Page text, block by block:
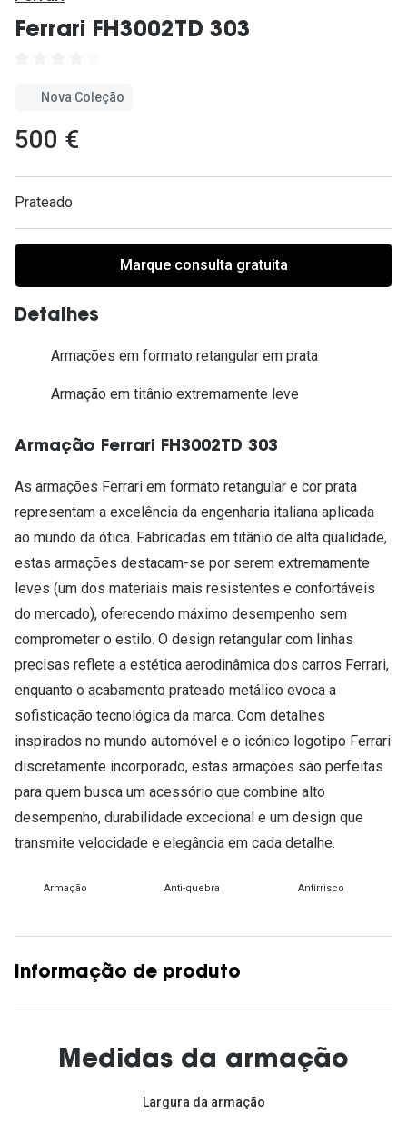
Ferrari FH3002TD 303
Nova Coleção
500 €
Prateado
Marque consulta gratuita
Detalhes
Armações em formato retangular em prata
Armação em titânio extremamente leve
Armação Ferrari FH3002TD 303
As armações Ferrari em formato retangular e cor prata
representam a excelência da engenharia italiana aplicada
ao mundo da ótica. Fabricadas em titânio de alta qualidade,
estas armações destacam-se por serem extremamente
leves (um dos materiais mais resistentes e confortáveis
do mercado), oferecendo máximo desempenho sem
comprometer o estilo. O design retangular com linhas
precisas reflete a estética aerodinâmica dos carros Ferrari,
enquanto o acabamento prateado metálico evoca a
sofisticação tecnológica da marca. Com detalhes
inspirados no mundo automóvel e o icónico logotipo Ferrari
discretamente incorporado, estas armações são perfeitas
para quem busca um acessório que combine alto
desempenho, durabilidade excecional e um design que
transmite velocidade e elegância em cada detalhe.
Armação Anti-quebra Antirrisco
Informação de produto
Medidas da armação
Largura da armação